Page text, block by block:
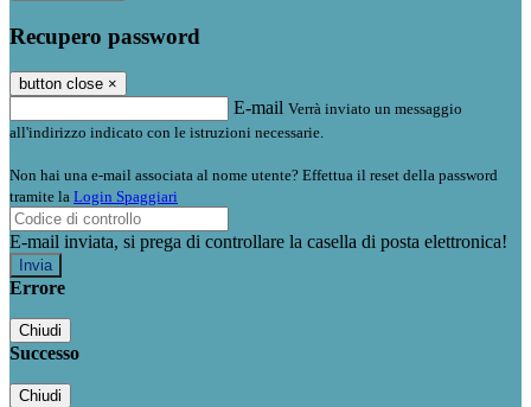
Recupero password
button close ×
E-mail Verrà inviato un messaggio
all'indirizzo indicato con le istruzioni necessarie.
Non hai una e-mail associata al nome utente? Effettua il reset della password
tramite la Login Spaggiari
E-mail inviata, si prega di controllare la casella di posta elettronica!
Errore
Chiudi
Successo
Chiudi